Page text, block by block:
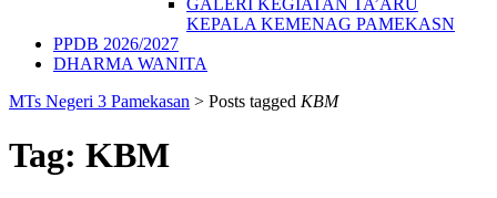
GALERI KEGIATAN TA’ARU
KEPALA KEMENAG PAMEKASN
PPDB 2026/2027
DHARMA WANITA
MTs Negeri 3 Pamekasan > Posts tagged KBM
Tag: KBM